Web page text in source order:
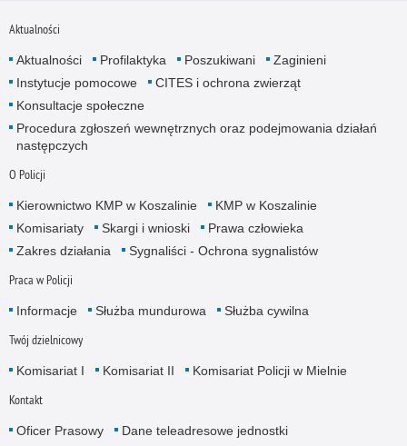
Aktualności
Aktualności Profilaktyka Poszukiwani
Zaginieni
Instytucje pomocowe
CITES i ochrona zwierząt
Konsultacje społeczne
Procedura zgłoszeń wewnętrznych oraz podejmowania działań
następczych
O Policji
Kierownictwo KMP w Koszalinie
KMP w Koszalinie
Komisariaty
Skargi i wnioski
Prawa człowieka
Zakres działania
Sygnaliści - Ochrona sygnalistów
Praca w Policji
Informacje Służba mundurowa Służba cywilna
Twój dzielnicowy
Komisariat I Komisariat II Komisariat Policji w Mielnie
Kontakt
Oficer Prasowy Dane teleadresowe jednostki